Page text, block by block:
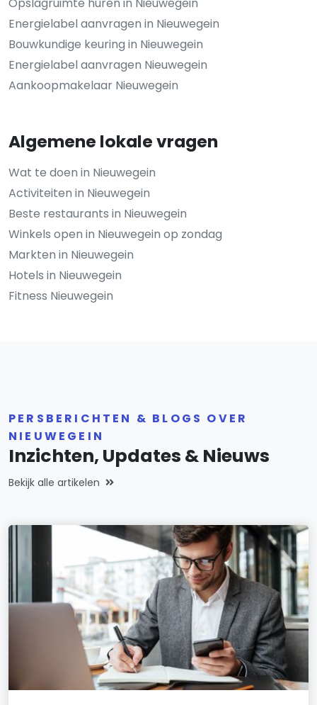
Energielabel aanvragen in Nieuwegein
Bouwkundige keuring in Nieuwegein
Energielabel aanvragen Nieuwegein
Aankoopmakelaar Nieuwegein
Algemene lokale vragen
Wat te doen in Nieuwegein
Activiteiten in Nieuwegein
Beste restaurants in Nieuwegein
Winkels open in Nieuwegein op zondag
Markten in Nieuwegein
Hotels in Nieuwegein
Fitness Nieuwegein
PERSBERICHTEN & BLOGS OVER
NIEUWEGEIN
Inzichten, Updates & Nieuws
Bekijk alle artikelen